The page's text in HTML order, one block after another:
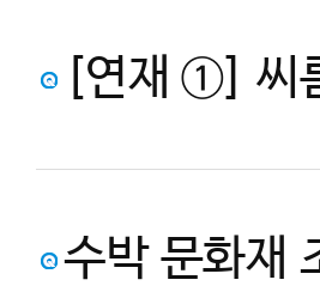
[연재 ①] 씨
수박 문화재